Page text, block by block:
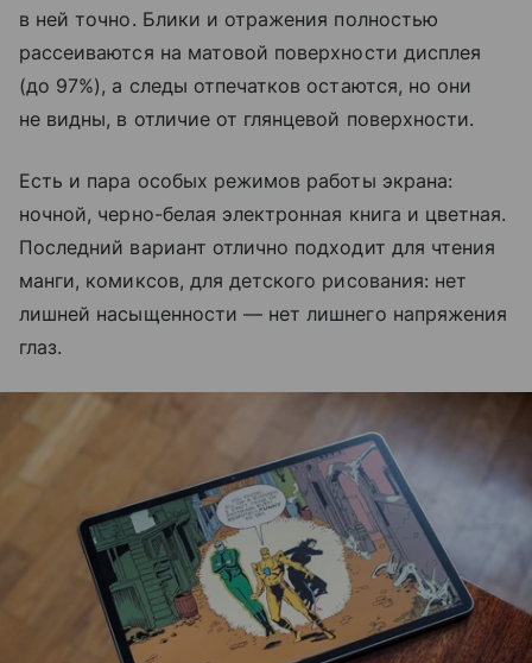
в ней точно. Блики и отражения полностью
рассеиваются на матовой поверхности дисплея
(до 97%), а следы отпечатков остаются, но они
не видны, в отличие от глянцевой поверхности.
Есть и пара особых режимов работы экрана:
ночной, черно-белая электронная книга и цветная.
Последний вариант отлично подходит для чтения
манги, комиксов, для детского рисования: нет
лишней насыщенности — нет лишнего напряжения
глаз.